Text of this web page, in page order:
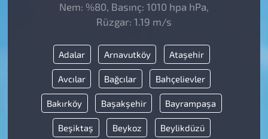
Nem: %80, Basınç: 1010 hpa hPa,
Rüzgar: 1.19 m/s
Adalar Arnavutköy Ataşehir
Avcılar Bağcılar Bahçelievler
Bakırköy Başakşehir Bayrampaşa
Beşiktaş Beykoz Beylikdüzü